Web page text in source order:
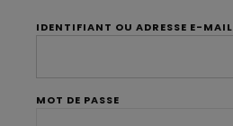
IDENTIFIANT OU ADRESSE E-MAIL
MOT DE PASSE